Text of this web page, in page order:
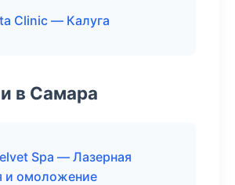
Clinic — Калуга
в Самара
Spa — Лазерная
и омоложение